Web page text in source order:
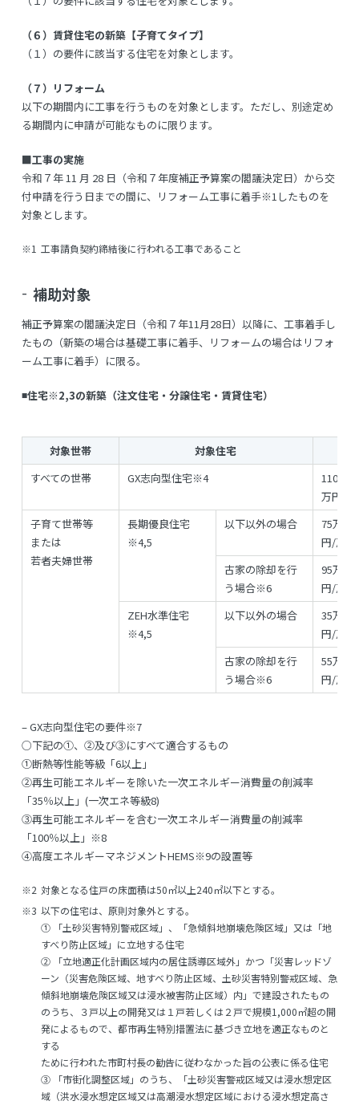
（６）賃貸住宅の新築【子育てタイプ】
（１）の要件に該当する住宅を対象とします。
（７）リフォーム
以下の期間内に工事を行うものを対象とします。ただし、別途定め
る期間内に申請が可能なものに限ります。
■工事の実施
令和７年 11 月 28 日（令和７年度補正予算案の閣議決定日）から交
付申請を行う日までの間に、リフォーム工事に着手※1したものを
対象とします。
※1 工事請負契約締結後に行われる工事であること
補助対象
補正予算案の閣議決定日（令和７年11月28日）以降に、工事着手し
たもの（新築の場合は基礎工事に着手、リフォームの場合はリフォ
ーム工事に着手）に限る。
◾️住宅※2,3の新築（注文住宅・分譲住宅・賃貸住宅）
対象世帯 対象住宅
すべての世帯
GX志向型住宅※4
110万
万円/戸)
子育て世帯等
または
若者夫婦世帯
長期優良住宅
※4,5
以下以外の場合
75万円
円/戸)
古家の除却を行
う場合※6
95万円
円/戸)
ZEH水準住宅
※4,5
以下以外の場合
35万円
円/戸)
古家の除却を行
う場合※6
55万円
円/戸)
– GX志向型住宅の要件※7
○下記の①、②及び③にすべて適合するもの
①断熱等性能等級「6以上」
②再生可能エネルギーを除いた一次エネルギー消費量の削減率
「35％以上」(一次エネ等級8)
③再生可能エネルギーを含む一次エネルギー消費量の削減率
「100％以上」 ※8
④高度エネルギーマネジメントHEMS※9の設置等
※2 対象となる住戸の床面積は50㎡以上240㎡以下とする。
※3 以下の住宅は、原則対象外とする。
① 「土砂災害特別警戒区域」、「急傾斜地崩壊危険区域」又は「地
すべり防止区域」に立地する住宅
② 「立地適正化計画区域内の居住誘導区域外」かつ「災害レッドゾ
ーン（災害危険区域、地すべり防止区域、土砂災害特別警戒区域、急
傾斜地崩壊危険区域又は浸水被害防止区域）内」で建設されたもの
のうち、３戸以上の開発又は１戸若しくは２戸で規模1,000㎡超の開
発によるもので、都市再生特別措置法に基づき立地を適正なものと
する
ために行われた市町村長の勧告に従わなかった旨の公表に係る住宅
③ 「市街化調整区域」のうち、「土砂災害警戒区域又は浸水想定区
域（洪水浸水想定区域又は高潮浸水想定区域における浸水想定高さ